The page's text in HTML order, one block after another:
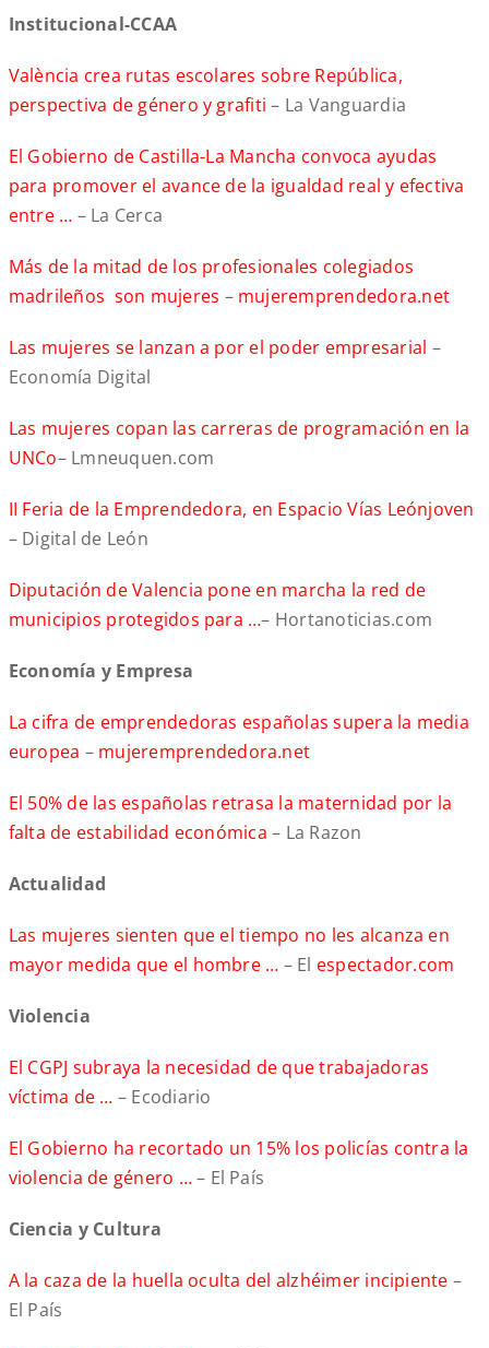
Institucional-CCAA
València crea rutas escolares sobre República,
perspectiva de género y grafiti– La Vanguardia
El Gobierno de Castilla-La Mancha convoca ayudas
para promover el avance de la igualdad real y efectiva
entre … – La Cerca
Más de la mitad de los profesionales colegiados
madrileños son mujeres – mujeremprendedora.net
Las mujeres se lanzan a por el poder empresarial –
Economía Digital
Las mujeres copan las carreras de programación en la
UNCo– Lmneuquen.com
II Feria de la Emprendedora, en Espacio Vías Leónjoven
– Digital de León
Diputación de Valencia pone en marcha la red de
municipios protegidos para …– Hortanoticias.com
Economía y Empresa
La cifra de emprendedoras españolas supera la media
europea – mujeremprendedora.net
El 50% de las españolas retrasa la maternidad por la
falta de estabilidad económica– La Razon
Actualidad
Las mujeres sienten que el tiempo no les alcanza en
mayor medida que el hombre … – El espectador.com
Violencia
El CGPJ subraya la necesidad de que trabajadoras
víctima de … – Ecodiario
El Gobierno ha recortado un 15% los policías contra la
violencia de género …– El País
Ciencia y Cultura
A la caza de la huella oculta del alzhéimer incipiente –
El País